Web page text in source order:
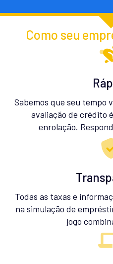
Como seu
Sabemos que seu tempo
avaliação de crédito
enrolação.
Todas as taxas e
na simulação de
jogo